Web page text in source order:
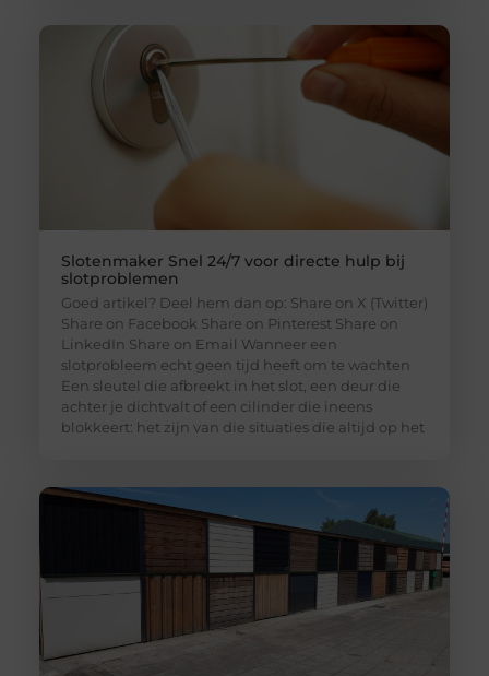
Slotenmaker Snel 24/7 voor directe hulp bij
slotproblemen
Goed artikel? Deel hem dan op: Share on X (Twitter)
Share on Facebook Share on Pinterest Share on
LinkedIn Share on Email Wanneer een
slotprobleem echt geen tijd heeft om te wachten
Een sleutel die afbreekt in het slot, een deur die
achter je dichtvalt of een cilinder die ineens
blokkeert: het zijn van die situaties die altijd op het